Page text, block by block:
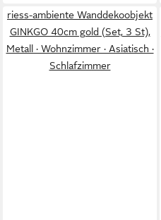
riess-ambiente Wanddekoobjekt
GINKGO 40cm gold (Set, 3 St),
Metall · Wohnzimmer · Asiatisch ·
Schlafzimmer